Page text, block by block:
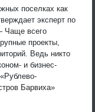
поселках как
эксперт по
Чаще всего
проекты,
Ведь никто
и бизнес-
Барвиха»